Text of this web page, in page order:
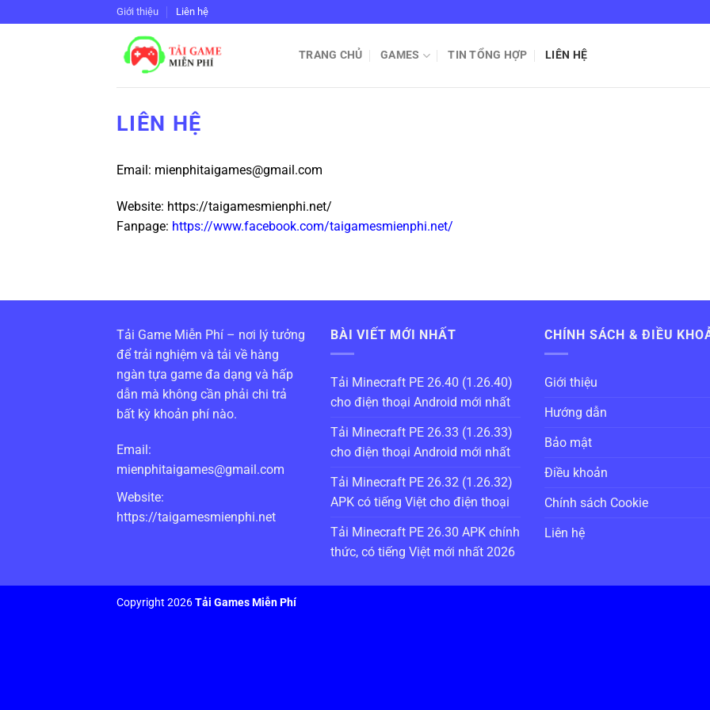
Giới thiệu Liên hệ
TRANG CHỦ GAMES TIN TỔNG HỢP LIÊN HỆ
LIÊN HỆ
Email: mienphitaigames@gmail.com
Website: https://taigamesmienphi.net/
Fanpage: https://www.facebook.com/taigamesmienphi.net/
Tải Game Miễn Phí – nơi lý tưởng
để trải nghiệm và tải về hàng
ngàn tựa game đa dạng và hấp
dẫn mà không cần phải chi trả
bất kỳ khoản phí nào.
Email:
mienphitaigames@gmail.com
Website:
https://taigamesmienphi.net
BÀI VIẾT MỚI NHẤT
Tải Minecraft PE 26.40 (1.26.40)
cho điện thoại Android mới nhất
Tải Minecraft PE 26.33 (1.26.33)
cho điện thoại Android mới nhất
Tải Minecraft PE 26.32 (1.26.32)
APK có tiếng Việt cho điện thoại
Tải Minecraft PE 26.30 APK chính
thức, có tiếng Việt mới nhất 2026
CHÍNH SÁCH & ĐIỀU
Giới thiệu
Hướng dẫn
Bảo mật
Điều khoản
Chính sách Cookie
Liên hệ
Copyright 2026Tải Games Miễn Phí